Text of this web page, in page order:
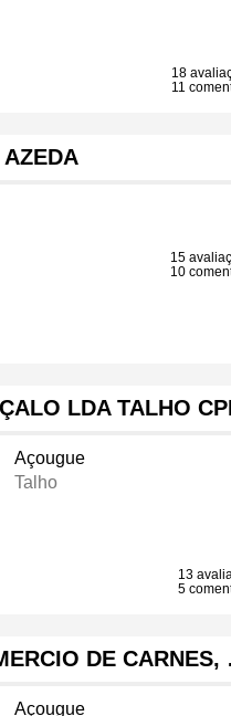
18
11
15
10
LDA TALHO
Açougue
Talho
13
5
DE
Açougue